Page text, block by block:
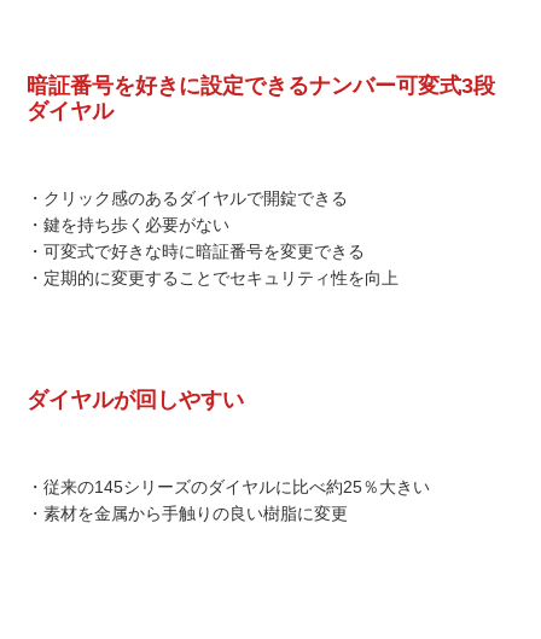
暗証番号を好きに設定できるナンバー可変式3段
ダイヤル
・クリック感のあるダイヤルで開錠できる
・鍵を持ち歩く必要がない
・可変式で好きな時に暗証番号を変更できる
・定期的に変更することでセキュリティ性を向上
ダイヤルが回しやすい
・従来の145シリーズのダイヤルに比べ約25％大きい
・素材を金属から手触りの良い樹脂に変更